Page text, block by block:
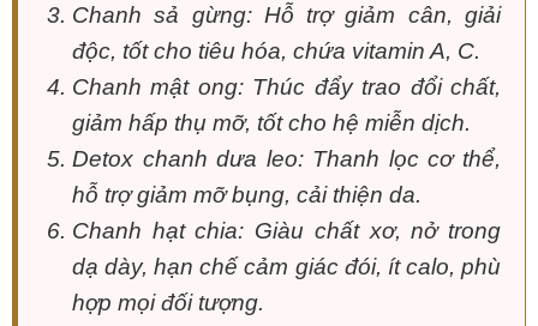
Chanh sả gừng: Hỗ trợ giảm cân, giải
độc, tốt cho tiêu hóa, chứa vitamin A, C.
Chanh mật ong: Thúc đẩy trao đổi chất,
giảm hấp thụ mỡ, tốt cho hệ miễn dịch.
Detox chanh dưa leo: Thanh lọc cơ thể,
hỗ trợ giảm mỡ bụng, cải thiện da.
Chanh hạt chia: Giàu chất xơ, nở trong
dạ dày, hạn chế cảm giác đói, ít calo, phù
hợp mọi đối tượng.